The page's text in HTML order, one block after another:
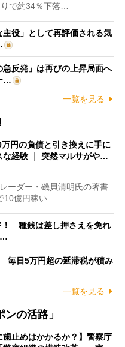
で約34％下落…
役」として再評価される気
反発」は再びの上昇局面へ
…
一覧を見る
万円の負債と引き換えに手に
な経験 ｜ 突然マルサがや…
ーダー・磯貝清明氏の著書
10億円稼い…
！ 種銭は差し押さえを免れ
…
毎日5万円超の延滞税が積み
一覧を見る
の活路」
歯止めはかかるか？】警察庁